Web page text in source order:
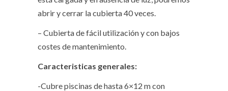
abrir y cerrar la cubierta 40 veces.
– Cubierta de fácil utilización y con bajos
costes de mantenimiento.
Caracteristicas generales:
-Cubre piscinas de hasta 6×12 m con